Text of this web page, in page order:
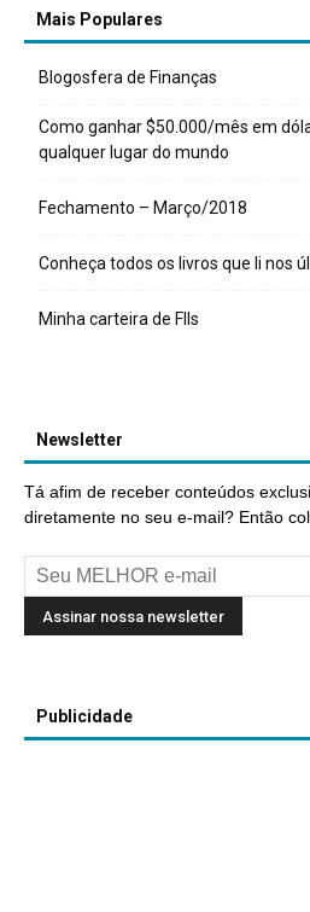
Mais Populares
Blogosfera de Finanças
Como ganhar $50.000/mês em
qualquer lugar do mundo
Fechamento – Março/2018
Conheça todos os livros que li nos
Minha carteira de FIIs
Newsletter
Tá afim de receber conteúdos
diretamente no seu e-mail? Então
Publicidade